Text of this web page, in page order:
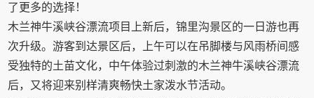
了更多的选择！
木兰神牛溪峡谷漂流项目上新后，锦里沟景区的一日游也再
次升级。游客到达景区后，上午可以在吊脚楼与风雨桥间感
受独特的土苗文化，中午体验过刺激的木兰神牛溪峡谷漂流
后，又将迎来别样清爽畅快土家泼水节活动。